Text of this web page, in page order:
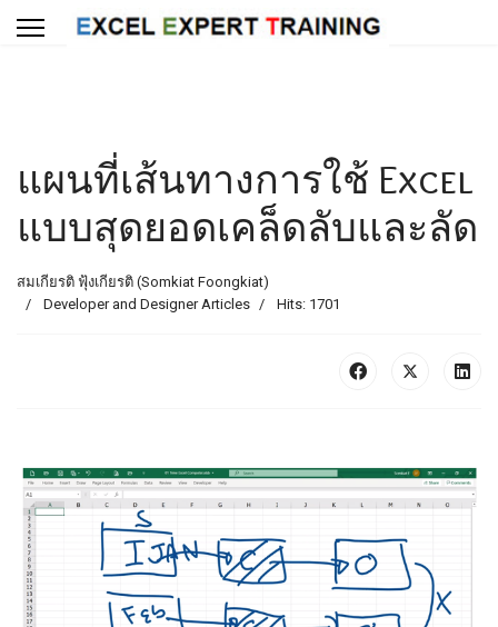
แผนที่เส้นทางการใช้ Excel
แบบสุดยอดเคล็ดลับและลัด
สมเกียรติ ฟุ้งเกียรติ (Somkiat Foongkiat)
Developer and Designer Articles
Hits: 1701